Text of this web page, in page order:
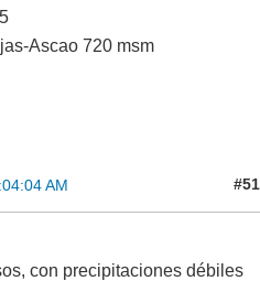
Ascao 720 msm
AM #51
con precipitaciones débiles